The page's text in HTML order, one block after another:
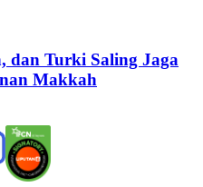
dan Turki Saling Jaga
Makkah